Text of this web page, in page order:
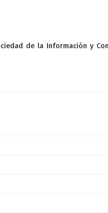
de la Información y